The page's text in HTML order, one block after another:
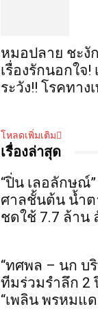
หมอปลาย ชะงั
เรื่องรักนอกใจ
ระวัง!! โรคทาง
โหลดเพิ่มเติม
เรื่องล่าสุด
“ปิ่น เลอลักษณ์
ศาลชั้นต้น น้ำ
ชดใช้ 7.7 ล้า
“ทศพล – นก บ
ทีมร่วมรำลึก 2
“เพลิน พรหมแ